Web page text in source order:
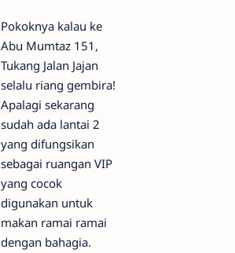
Pokoknya kalau ke
Abu Mumtaz 151,
Tukang Jalan Jajan
selalu riang gembira!
Apalagi sekarang
sudah ada lantai 2
yang difungsikan
sebagai ruangan VIP
yang cocok
digunakan untuk
makan ramai ramai
dengan bahagia.